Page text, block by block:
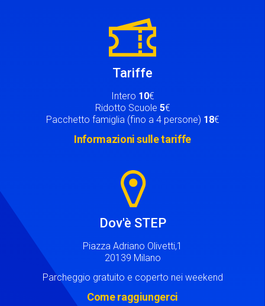
Tariffe
Intero 10€
Ridotto Scuole 5€
Pacchetto famiglia (fino a 4 persone) 18€
Informazioni sulle tariffe
Dov'è STEP
Piazza Adriano Olivetti,1
20139 Milano
Parcheggio gratuito e coperto nei weekend
Come raggiungerci